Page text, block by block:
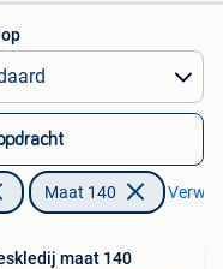
Maat 140
maat 140